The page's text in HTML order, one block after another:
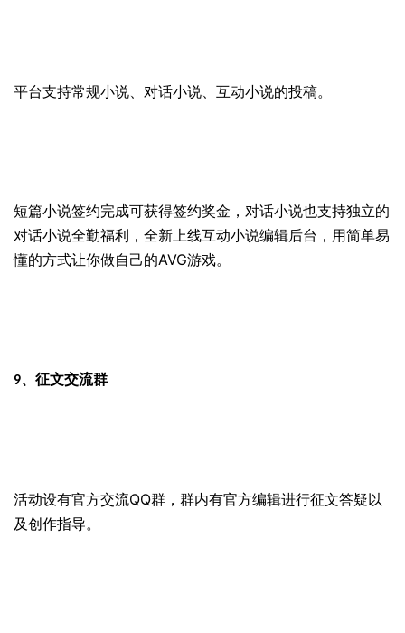
平台支持常规小说、对话小说、互动小说的投稿。
短篇小说签约完成可获得签约奖金，对话小说也支持独立的
对话小说全勤福利，全新上线互动小说编辑后台，用简单易
懂的方式让你做自己的AVG游戏。
9、 征文交流群
活动设有官方交流QQ群，群内有官方编辑进行征文答疑以
及创作指导。